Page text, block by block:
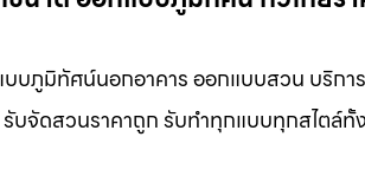
ภูมิทัศน์นอกอาคาร ออกแบบสวน บริกา
รับจัดสวนราคาถูก รับทำทุกแบบทุกสไต